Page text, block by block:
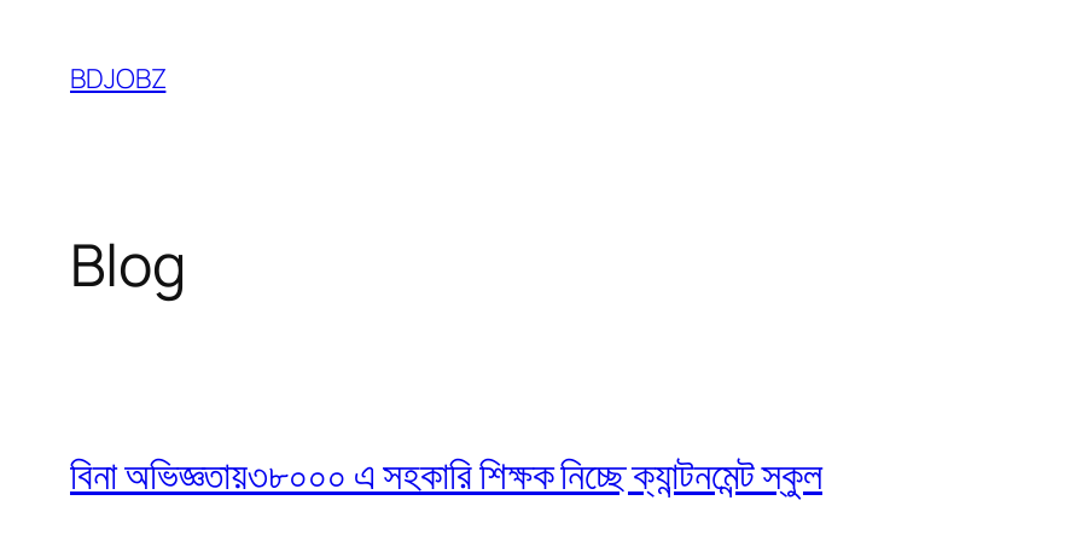
content
BDJOBZ
Blog
বিনা অভিজ্ঞতায়৩৮০০০ এ সহকারি শিক্ষক নিচ্ছে ক্যান্টনমেন্ট স্কুল